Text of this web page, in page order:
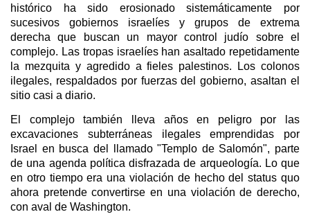
histórico ha sido erosionado sistemáticamente por
sucesivos gobiernos israelíes y grupos de extrema
derecha que buscan un mayor control judío sobre el
complejo. Las tropas israelíes han asaltado repetidamente
la mezquita y agredido a fieles palestinos. Los colonos
ilegales, respaldados por fuerzas del gobierno, asaltan el
sitio casi a diario.
El complejo también lleva años en peligro por las
excavaciones subterráneas ilegales emprendidas por
Israel en busca del llamado "Templo de Salomón", parte
de una agenda política disfrazada de arqueología. Lo que
en otro tiempo era una violación de hecho del status quo
ahora pretende convertirse en una violación de derecho,
con aval de Washington.